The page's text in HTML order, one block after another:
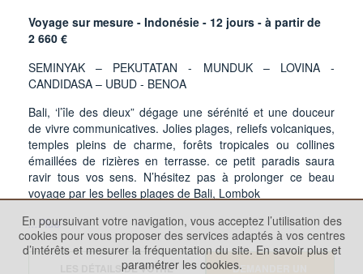
Voyage sur mesure - Indonésie - 12 jours - à partir de
2 660 €
SEMINYAK – PEKUTATAN - MUNDUK – LOVINA -
CANDIDASA – UBUD - BENOA
Bali, ‘l’île des dieux” dégage une sérénité et une douceur
de vivre communicatives. Jolies plages, reliefs volcaniques,
temples pleins de charme, forêts tropicales ou collines
émaillées de rizières en terrasse. ce petit paradis saura
ravir tous vos sens. N’hésitez pas à prolonger ce beau
voyage par les belles plages de Bali, Lombok
...Plus
LES DÉTAILS DE VOTRE DEMANDER UN
En poursuivant votre navigation, vous acceptez l’utilisation des
cookies pour vous proposer des services adaptés à vos centres
d’intérêts et mesurer la fréquentation du site. En savoir plus et
paramétrer les cookies.